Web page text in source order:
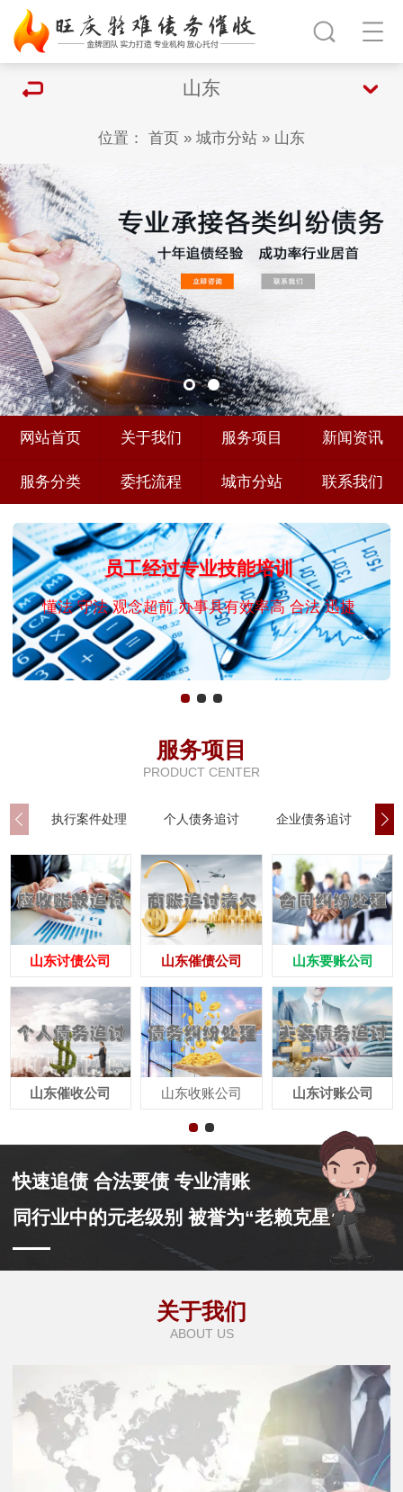
山东
位置： 首页 » 城市分站 » 山东
网站首页 关于我们 服务项目 新闻资讯
服务分类 委托流程 城市分站 联系我们
员工经过专业技能培训
懂法 守法 观念超前 办事具有效率高 合法 迅捷
服务项目
PRODUCT CENTER
执行案件处理 个人债务追讨 企业债务追讨
山东讨债公司
山东催收公司
山东催债公司
山东收账公司
山东要账公司
山东讨账公司
快速追债 合法要债 专业清账
同行业中的元老级别 被誉为“老赖克星”
关于我们
ABOUT US